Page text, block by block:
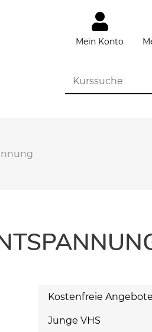
Mein Konto
Kostenfreie Angebote
Junge VHS